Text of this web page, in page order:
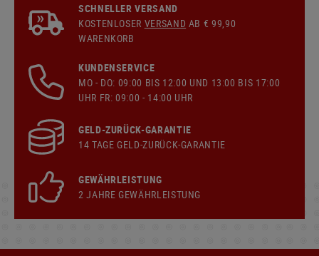
SCHNELLER VERSAND
KOSTENLOSER VERSAND AB € 99,90
WARENKORB
KUNDENSERVICE
MO - DO: 09:00 BIS 12:00 UND 13:00 BIS 17:00
UHR FR: 09:00 - 14:00 UHR
GELD-ZURÜCK-GARANTIE
14 TAGE GELD-ZURÜCK-GARANTIE
GEWÄHRLEISTUNG
2 JAHRE GEWÄHRLEISTUNG